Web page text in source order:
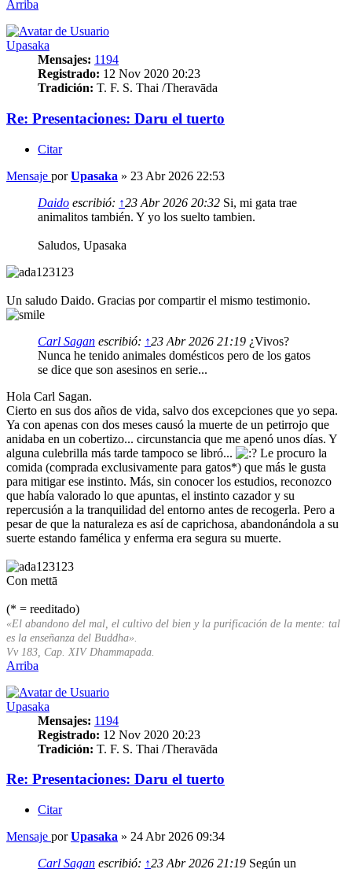
Arriba
Upasaka
Mensajes: 1194
Registrado: 12 Nov 2020 20:23
Tradición: T. F. S. Thai /Theravāda
Re: Presentaciones: Daru el tuerto
Citar
Mensaje porUpasaka » 23 Abr 2026 22:53
Daido escribió: ↑23 Abr 2026 20:32 Si, mi gata trae
animalitos también. Y yo los suelto tambien.
Saludos, Upasaka
Un saludo Daido. Gracias por compartir el mismo testimonio.
Carl Sagan escribió: ↑23 Abr 2026 21:19 ¿Vivos?
Nunca he tenido animales domésticos pero de los gatos
se dice que son asesinos en serie...
Hola Carl Sagan.
Cierto en sus dos años de vida, salvo dos excepciones que yo sepa.
Ya con apenas con dos meses causó la muerte de un petirrojo que
anidaba en un cobertizo... circunstancia que me apenó unos días. Y
alguna culebrilla más tarde tampoco se libró...
Le procuro la
comida (comprada exclusivamente para gatos*) que más le gusta
para mitigar ese instinto. Más, sin conocer los estudios, reconozco
que había valorado lo que apuntas, el instinto cazador y su
repercusión a la tranquilidad del entorno antes de recogerla. Pero a
pesar de que la naturaleza es así de caprichosa, abandonándola a su
suerte estando famélica y enferma era segura su muerte.
Con mettā
(* = reeditado)
«El abandono del mal, el cultivo del bien y la purificación de la mente: tal
es la enseñanza del Buddha».
Vv 183, Cap. XIV Dhammapada.
Arriba
Upasaka
Mensajes: 1194
Registrado: 12 Nov 2020 20:23
Tradición: T. F. S. Thai /Theravāda
Re: Presentaciones: Daru el tuerto
Citar
Mensaje porUpasaka » 24 Abr 2026 09:34
Carl Sagan escribió: ↑23 Abr 2026 21:19 Según un